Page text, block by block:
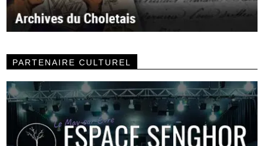
PARTENAIRE CULTUREL